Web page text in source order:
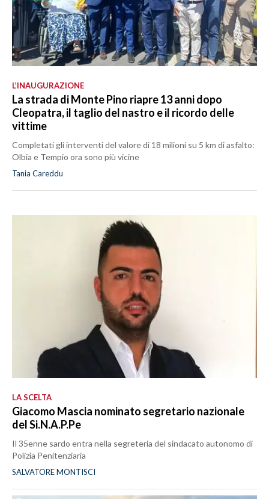
L’INAUGURAZIONE
La strada di Monte Pino riapre 13 anni dopo
Cleopatra, il taglio del nastro e il ricordo delle
vittime
Completati gli interventi del valore di 18 milioni su 5 km di asfalto:
Olbia e Tempio ora sono più vicine
Tania Careddu
LA SCELTA
Giacomo Mascia nominato segretario nazionale
del Si.N.A.P.Pe
Il 35enne sardo entra nella segreteria del sindacato autonomo di
Polizia Penitenziaria
SALVATORE MONTISCI